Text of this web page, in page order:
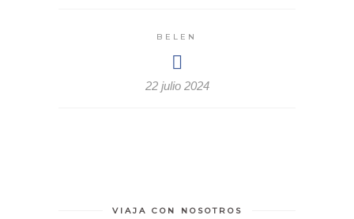
BELEN
22 julio 2024
VIAJA CON NOSOTROS